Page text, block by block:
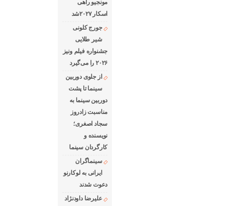
مونجیو راهی
اسکار ۲۰۲۷شد
جورج کلونی
شیر طلایی
جشنواره فیلم ونیز
۲۰۲۶ را می‌گیرد
از جلوی دوربین
سینما تا پشت
دوربین سینما به
مناسبت زادروز
سجاد اصغری؛
نویسنده و
کارگردان سینما
سینماگران
ایرانی به لوکارنو
دعوت شدند
علیرضا داودنژاد